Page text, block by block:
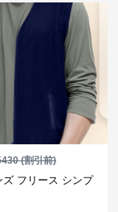
(割引前)
ズ フリース シンプ